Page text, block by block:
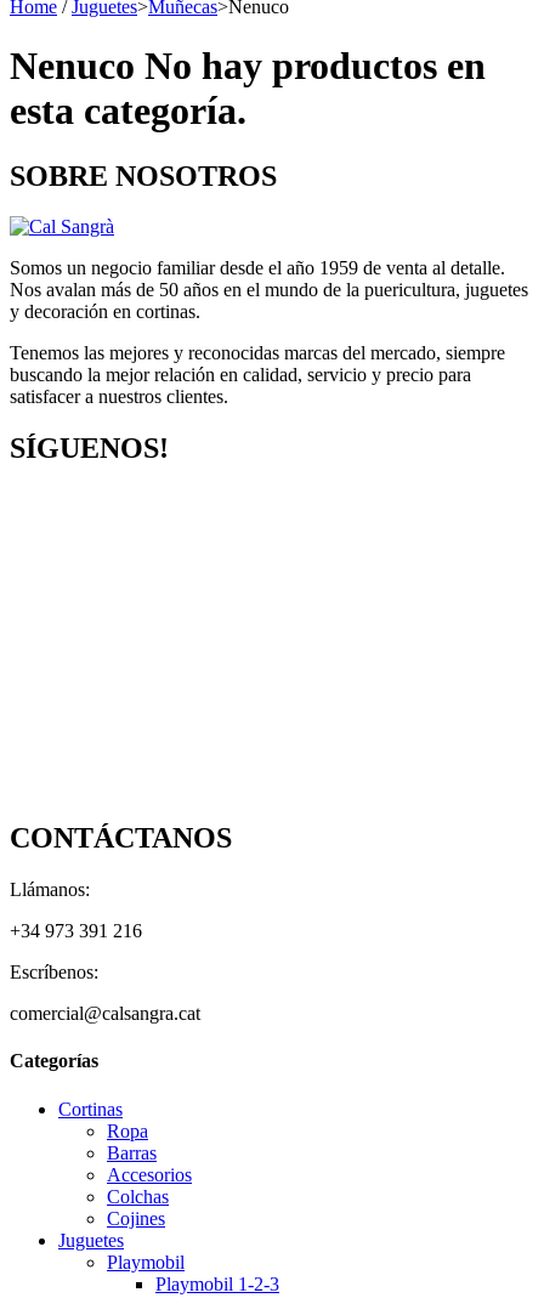
Home / Juguetes>Muñecas>Nenuco
Nenuco No hay productos en
esta categoría.
SOBRE NOSOTROS
Somos un negocio familiar desde el año 1959 de venta al detalle.
Nos avalan más de 50 años en el mundo de la puericultura, juguetes
y decoración en cortinas.
Tenemos las mejores y reconocidas marcas del mercado, siempre
buscando la mejor relación en calidad, servicio y precio para
satisfacer a nuestros clientes.
SÍGUENOS!
CONTÁCTANOS
Llámanos:
+34 973 391 216
Escríbenos:
comercial@calsangra.cat
Categorías
Cortinas
Ropa
Barras
Accesorios
Colchas
Cojines
Juguetes
Playmobil
Playmobil 1-2-3